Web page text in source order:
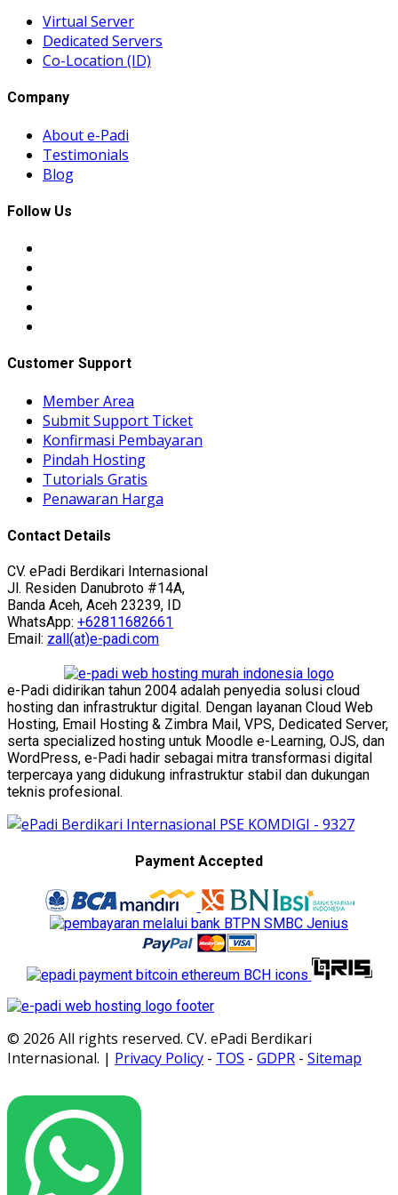
Virtual Server
Dedicated Servers
Co-Location (ID)
Company
About e-Padi
Testimonials
Blog
Follow Us
Customer Support
Member Area
Submit Support Ticket
Konfirmasi Pembayaran
Pindah Hosting
Tutorials Gratis
Penawaran Harga
Contact Details
CV. ePadi Berdikari Internasional
Jl. Residen Danubroto #14A,
Banda Aceh, Aceh 23239, ID
WhatsApp: +62811682661
Email: zall(at)e-padi.com
e-Padi didirikan tahun 2004 adalah penyedia solusi cloud
hosting dan infrastruktur digital. Dengan layanan Cloud Web
Hosting, Email Hosting & Zimbra Mail, VPS, Dedicated Server,
serta specialized hosting untuk Moodle e-Learning, OJS, dan
WordPress, e-Padi hadir sebagai mitra transformasi digital
terpercaya yang didukung infrastruktur stabil dan dukungan
teknis profesional.
Payment Accepted
© 2026 All rights reserved. CV. ePadi Berdikari
Internasional. | Privacy Policy - TOS - GDPR - Sitemap